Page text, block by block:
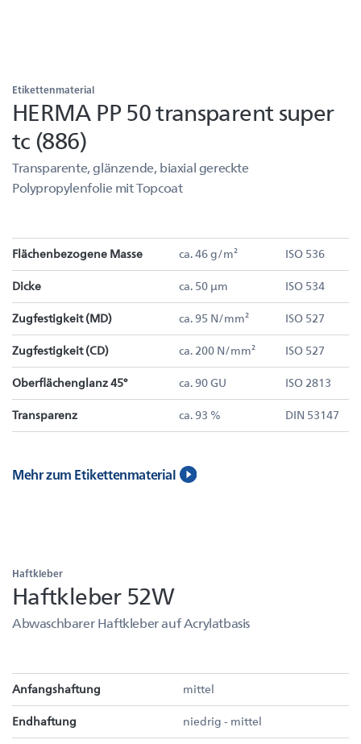
Etikettenmaterial
HERMA PP 50 transparent super
tc (886)
Transparente, glänzende, biaxial gereckte
Polypropylenfolie mit Topcoat
Flächenbezogene Masse ca. 46 g/m² ISO 536
Dicke ca. 50 µm ISO 534
Zugfestigkeit (MD) ca. 95 N/mm² ISO 527
Zugfestigkeit (CD) ca. 200 N/mm² ISO 527
Oberflächenglanz 45° ca. 90 GU ISO 2813
Transparenz ca. 93 % DIN 53147
Mehr zum Etikettenmaterial
Haftkleber
Haftkleber 52W
Abwaschbarer Haftkleber auf Acrylatbasis
Anfangshaftung mittel
Endhaftung niedrig - mittel